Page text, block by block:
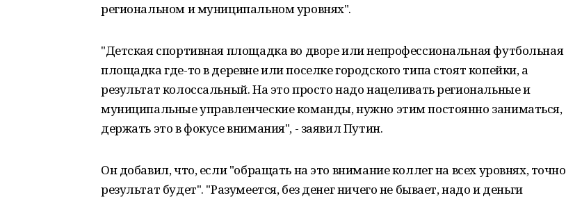
региональном и муниципальном уровнях".
"Детская спортивная площадка во дворе или непрофессиональная футбольная
площадка где-то в деревне или поселке городского типа стоят копейки, а
результат колоссальный. На это просто надо нацеливать региональные и
муниципальные управленческие команды, нужно этим постоянно заниматься,
держать это в фокусе внимания", - заявил Путин.
Он добавил, что, если "обращать на это внимание коллег на всех уровнях, точно
результат будет". "Разумеется, без денег ничего не бывает, надо и деньги